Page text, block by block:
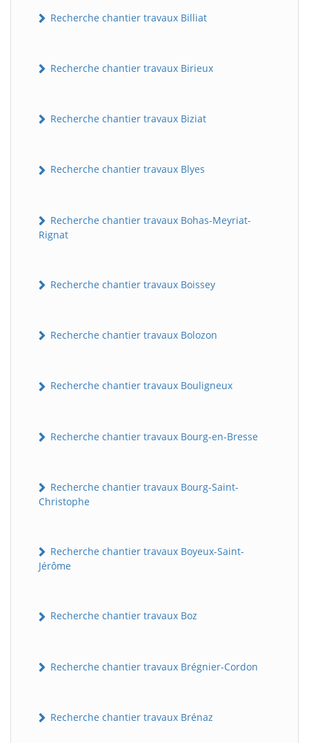
Recherche chantier travaux Billiat
Recherche chantier travaux Birieux
Recherche chantier travaux Biziat
Recherche chantier travaux Blyes
Recherche chantier travaux Bohas-Meyriat-
Rignat
Recherche chantier travaux Boissey
Recherche chantier travaux Bolozon
Recherche chantier travaux Bouligneux
Recherche chantier travaux Bourg-en-Bresse
Recherche chantier travaux Bourg-Saint-
Christophe
Recherche chantier travaux Boyeux-Saint-
Jérôme
Recherche chantier travaux Boz
Recherche chantier travaux Brégnier-Cordon
Recherche chantier travaux Brénaz